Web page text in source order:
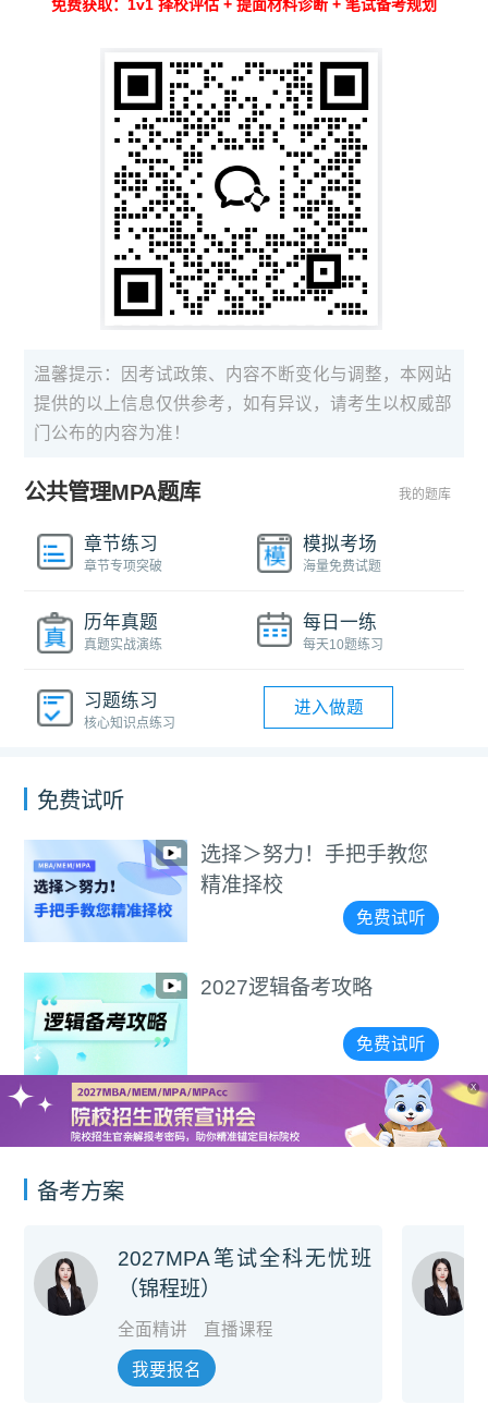
免费获取：1v1 择校评估 + 提面材料诊断 + 笔试备考规划
温馨提示：因考试政策、内容不断变化与调整，本网站
提供的以上信息仅供参考，如有异议，请考生以权威部
门公布的内容为准！
公共管理MPA题库 我的题库
章节练习
章节专项突破
模拟考场
海量免费试题
历年真题
真题实战演练
每日一练
每天10题练习
习题练习
核心知识点练习
进入做题
免费试听
选择＞努力！手把手教您
精准择校
免费试听
2027逻辑备考攻略
免费试听
X
备考方案
2027MPA笔试全科无忧班
（锦程班）
全面精讲 直播课程
我要报名